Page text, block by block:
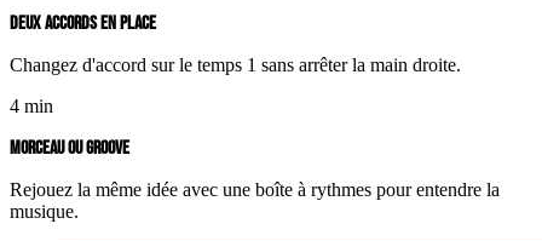
DEUX ACCORDS EN PLACE
Changez d'accord sur le temps 1 sans arrêter la main droite.
4 min
MORCEAU OU GROOVE
Rejouez la même idée avec une boîte à rythmes pour entendre la
musique.